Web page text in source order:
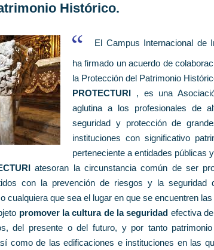
Histórico.
El Campus Internacional de
ha firmado un acuerdo de
la Protección del Patrimonio
PROTECTURI , es una
aglutina a los profesionales de
seguridad y protección de
instituciones con significativo
perteneciente a entidades públicas
atesoran la circunstancia común de ser
con la prevención de riesgos y la seguridad
cualquiera que sea el lugar en que se encuentren las
promover la cultura de la seguridad efectiva
del presente o del futuro, y por tanto
como de las edificaciones e instituciones en las